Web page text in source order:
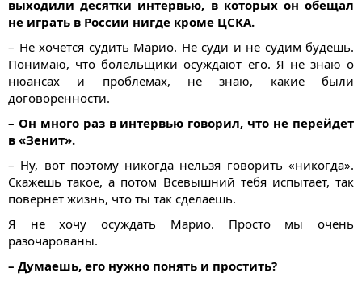
выходили десятки интервью, в которых он обещал
не играть в России нигде кроме ЦСКА.
– Не хочется судить Марио. Не суди и не судим будешь.
Понимаю, что болельщики осуждают его. Я не знаю о
нюансах и проблемах, не знаю, какие были
договоренности.
– Он много раз в интервью говорил, что не перейдет
в «Зенит».
– Ну, вот поэтому никогда нельзя говорить «никогда».
Скажешь такое, а потом Всевышний тебя испытает, так
повернет жизнь, что ты так сделаешь.
Я не хочу осуждать Марио. Просто мы очень
разочарованы.
– Думаешь, его нужно понять и простить?